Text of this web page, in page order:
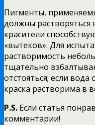
Пигменты,
должны растворяться
краси­тели
«вытеков». Для
растворимость
тщательно
отстояться; если
краска растворима в
P.S. Если статья
комментарии!